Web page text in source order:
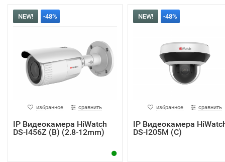
NEW! -48%
избранное сравнить
IP Видеокамера HiWatch
DS-I456Z (B) (2.8-12mm)
NEW! -48%
избранное сравнить
IP Видеокамера
DS-I205M (С)